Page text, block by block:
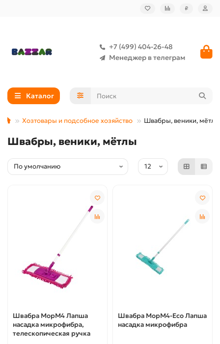
₽
+7 (499) 404-26-48
Менеджер в телеграм
Каталог
Хозтовары и подсобное хозяйство Швабры, веники, мётлы
Швабры, веники, мётлы
Швабра МорМ4 Лапша
насадка микрофибра,
телескопическая ручка
Швабра МорМ4-Есо Лапша
насадка микрофибра